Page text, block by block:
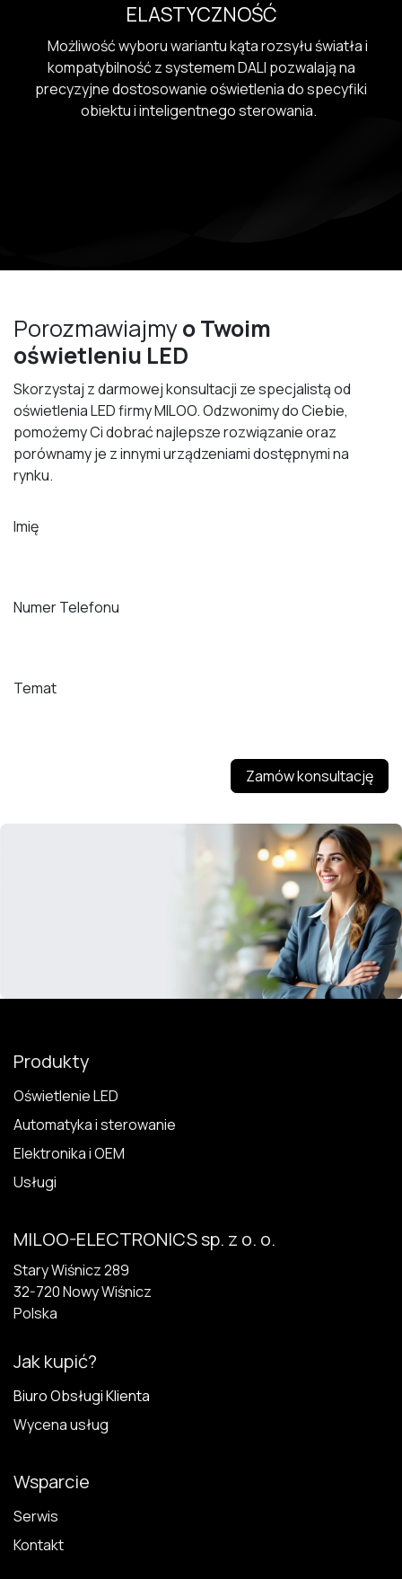
ELASTYCZNOŚĆ
Możliwość wyboru wariantu kąta rozsyłu światła i
kompatybilność z systemem DALI pozwalają na
precyzyjne dostosowanie oświetlenia do specyfiki
obiektu i inteligentnego sterowania.
Porozmawiajmyo Twoim
oświetleniu LED
Skorzystaj z darmowej konsultacji ze specjalistą od
oświetlenia LED firmy MILOO. Odzwonimy do Ciebie,
pomożemy Ci dobrać najlepsze rozwiązanie oraz
porównamy je z innymi urządzeniami dostępnymi na
rynku.
Imię
Numer Telefonu
Temat
Zamów konsultację
Produkty
Oświetlenie LED
Automatyka i sterowanie
Elektronika i OEM
Usługi
MILOO-ELECTRONICS sp. z o. o.
Stary Wiśnicz 289
32-720 N​owy Wiśnicz
Polska
Jak kupić?
Biuro Obsługi Klienta
Wycena usług
Wsparcie
Serwis
Kontakt